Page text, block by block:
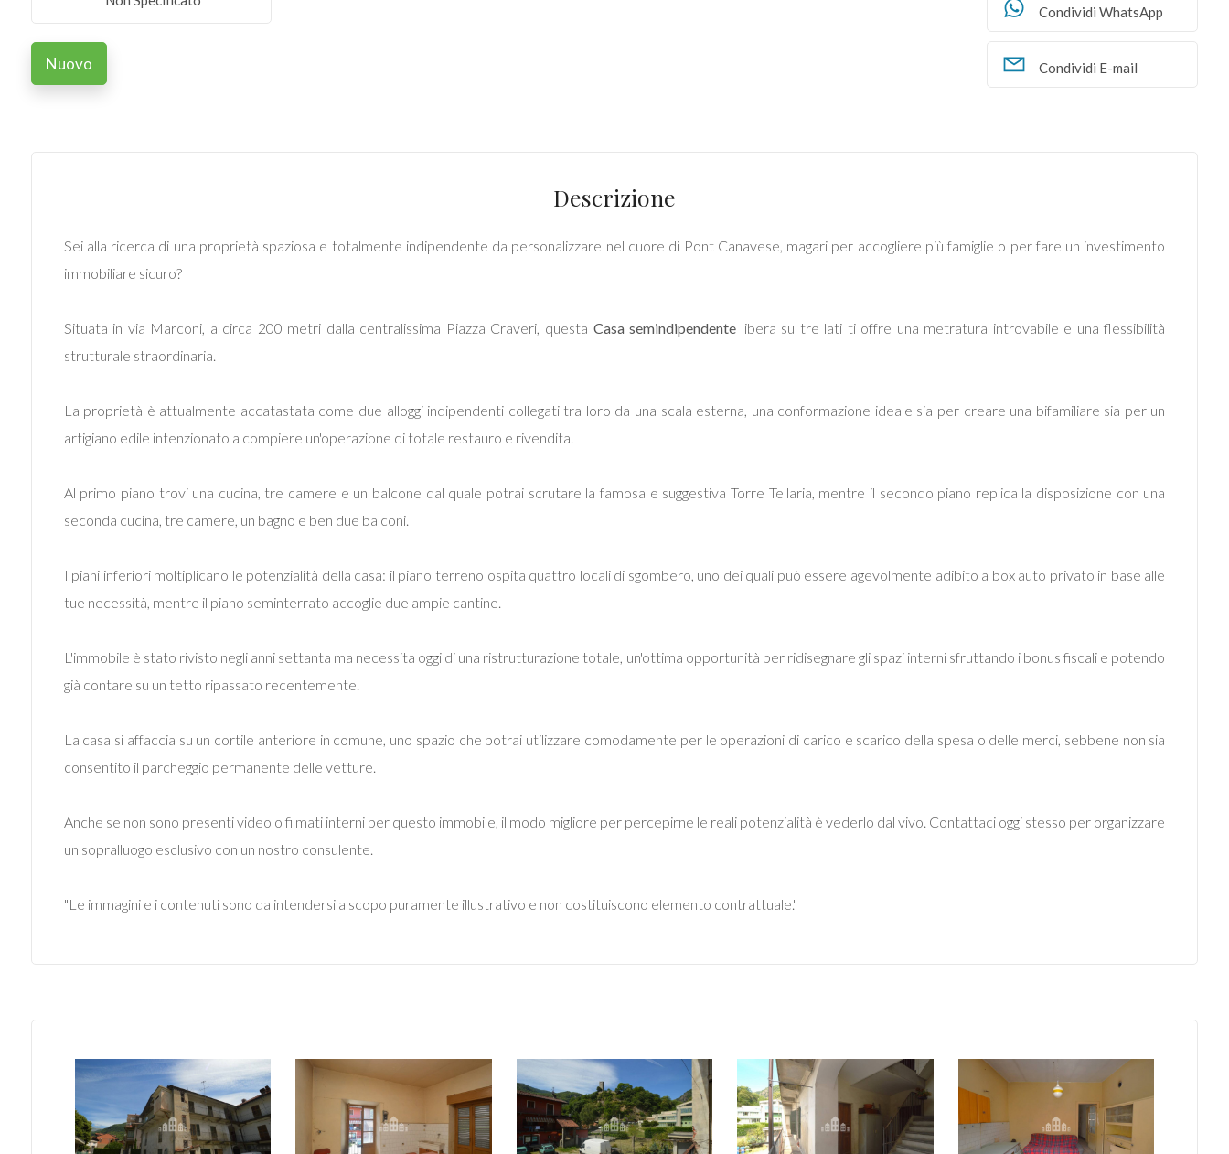
Nuovo
Condividi WhatsApp
Condividi E-mail
Descrizione
Sei alla ricerca di una proprietà spaziosa e totalmente indipendente da personalizzare nel cuore di Pont Canavese, magari per accogliere più famiglie o per fare un investimento
immobiliare sicuro?
Situata in via Marconi, a circa 200 metri dalla centralissima Piazza Craveri, questa Casa semindipendente libera su tre lati ti offre una metratura introvabile e una flessibilità
strutturale straordinaria.
La proprietà è attualmente accatastata come due alloggi indipendenti collegati tra loro da una scala esterna, una conformazione ideale sia per creare una bifamiliare sia per un
artigiano edile intenzionato a compiere un'operazione di totale restauro e rivendita.
Al primo piano trovi una cucina, tre camere e un balcone dal quale potrai scrutare la famosa e suggestiva Torre Tellaria, mentre il secondo piano replica la disposizione con una
seconda cucina, tre camere, un bagno e ben due balconi.
I piani inferiori moltiplicano le potenzialità della casa: il piano terreno ospita quattro locali di sgombero, uno dei quali può essere agevolmente adibito a box auto privato in base alle
tue necessità, mentre il piano seminterrato accoglie due ampie cantine.
L'immobile è stato rivisto negli anni settanta ma necessita oggi di una ristrutturazione totale, un'ottima opportunità per ridisegnare gli spazi interni sfruttando i bonus fiscali e potendo
già contare su un tetto ripassato recentemente.
La casa si affaccia su un cortile anteriore in comune, uno spazio che potrai utilizzare comodamente per le operazioni di carico e scarico della spesa o delle merci, sebbene non sia
consentito il parcheggio permanente delle vetture.
Anche se non sono presenti video o filmati interni per questo immobile, il modo migliore per percepirne le reali potenzialità è vederlo dal vivo. Contattaci oggi stesso per organizzare
un sopralluogo esclusivo con un nostro consulente.
"Le immagini e i contenuti sono da intendersi a scopo puramente illustrativo e non costituiscono elemento contrattuale."
Commerciali
Locali
minimi
Qualsiasi
Qualsiasi